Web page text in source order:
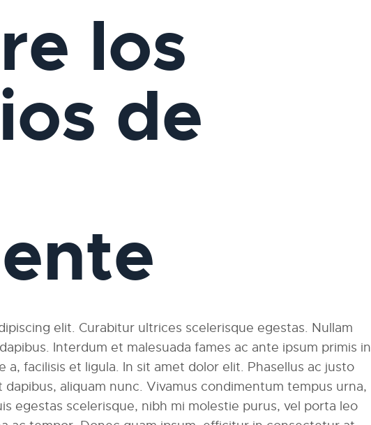
los
de
elit. Curabitur ultrices scelerisque egestas. Nullam
Interdum et malesuada fames ac ante ipsum primis in
facilisis et ligula. In sit amet dolor elit. Phasellus ac justo
aliquam nunc. Vivamus condimentum tempus urna,
egestas scelerisque, nibh mi molestie purus, vel porta leo